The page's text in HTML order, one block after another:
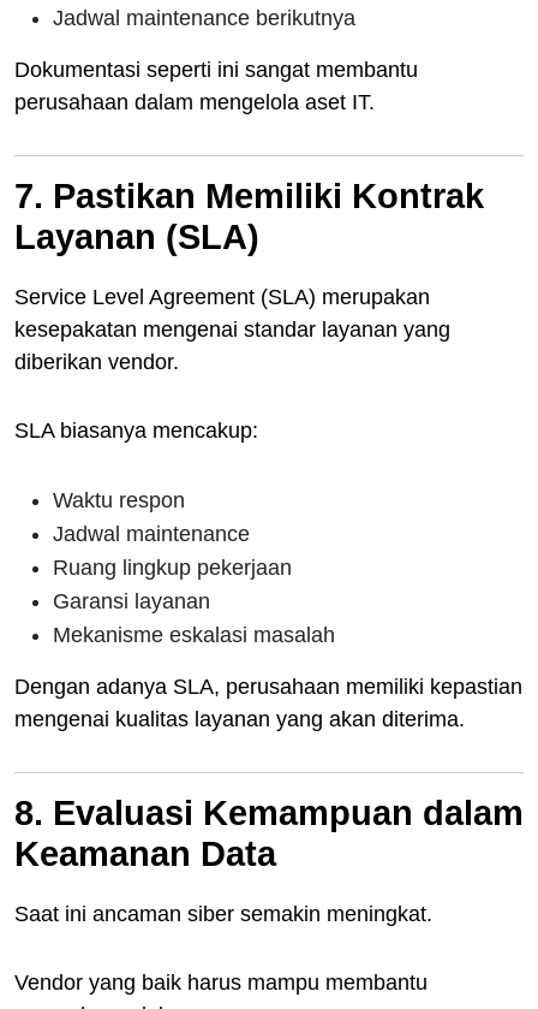
Jadwal maintenance berikutnya
Dokumentasi seperti ini sangat membantu
perusahaan dalam mengelola aset IT.
7. Pastikan Memiliki Kontrak
Layanan (SLA)
Service Level Agreement (SLA) merupakan
kesepakatan mengenai standar layanan yang
diberikan vendor.
SLA biasanya mencakup:
Waktu respon
Jadwal maintenance
Ruang lingkup pekerjaan
Garansi layanan
Mekanisme eskalasi masalah
Dengan adanya SLA, perusahaan memiliki kepastian
mengenai kualitas layanan yang akan diterima.
8. Evaluasi Kemampuan dalam
Keamanan Data
Saat ini ancaman siber semakin meningkat.
Vendor yang baik harus mampu membantu